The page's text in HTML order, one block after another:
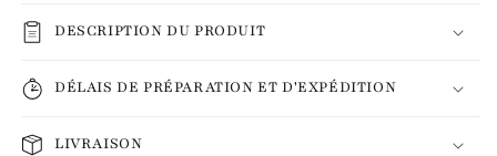
DESCRIPTION DU PRODUIT
DÉLAIS DE PRÉPARATION ET D'EXPÉDITION
LIVRAISON